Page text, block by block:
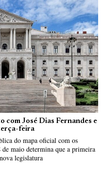
com José Dias Fernandes e
feira
do mapa oficial com os
de maio determina que a primeira
legislatura